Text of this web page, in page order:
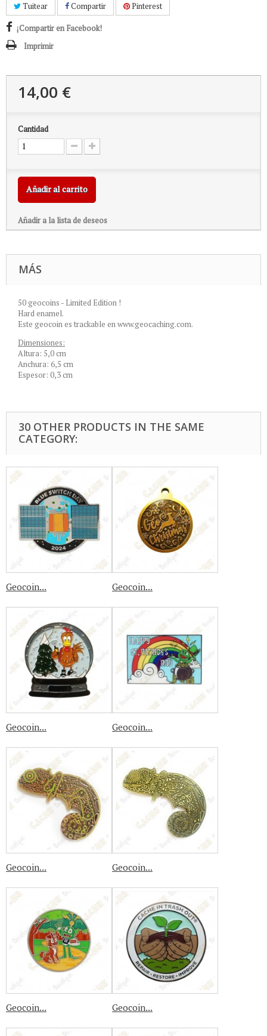
Tuitear Compartir Pinterest
¡Compartir en Facebook!
Imprimir
14,00 €
Cantidad
Añadir al carrito
Añadir a la lista de deseos
MÁS
50 geocoins - Limited Edition !
Hard enamel.
Este geocoin es trackable en www.geocaching.com.
Dimensiones:
Altura: 5,0 cm
Anchura: 6,5 cm
Espesor: 0,3 cm
30 OTHER PRODUCTS IN THE SAME
CATEGORY:
Geocoin... Geocoin...
Geocoin... Geocoin...
Geocoin... Geocoin...
Geocoin... Geocoin...